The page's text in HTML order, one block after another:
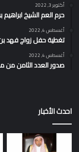
أكتوبر 3, 2022
حرم العم الشيخ ابراهيم
أغسطس 4, 2022
تغطية حفل زواج فهد
أغسطس 4, 2022
صدور العدد الثامن من
احدث الأخبار